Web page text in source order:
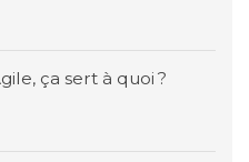
ça sert à quoi ?